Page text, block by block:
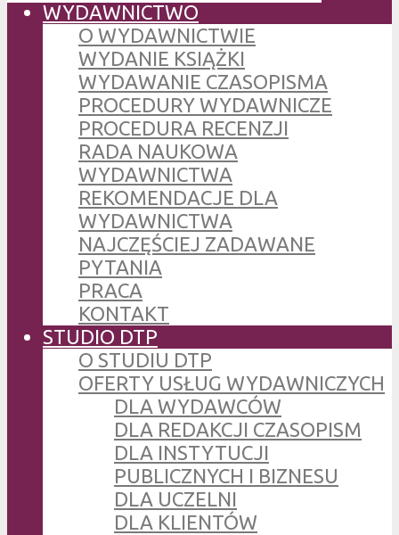
WYDAWNICTWO
O WYDAWNICTWIE
WYDANIE KSIĄŻKI
WYDAWANIE CZASOPISMA
PROCEDURY WYDAWNICZE
PROCEDURA RECENZJI
RADA NAUKOWA
WYDAWNICTWA
REKOMENDACJE DLA
WYDAWNICTWA
NAJCZĘŚCIEJ ZADAWANE
PYTANIA
PRACA
KONTAKT
STUDIO DTP
O STUDIU DTP
OFERTY USŁUG WYDAWNICZYCH
DLA WYDAWCÓW
DLA REDAKCJI CZASOPISM
DLA INSTYTUCJI
PUBLICZNYCH I BIZNESU
DLA UCZELNI
DLA KLIENTÓW